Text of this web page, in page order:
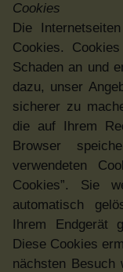
Cookies
Die
Cookies.
Schaden an und
dazu, unser
sicherer zu
die auf Ihrem
Browser
verwendeten
Cookies”. Sie
automatisch
Ihrem Endgerät
Diese Cookies
nächsten Besuch